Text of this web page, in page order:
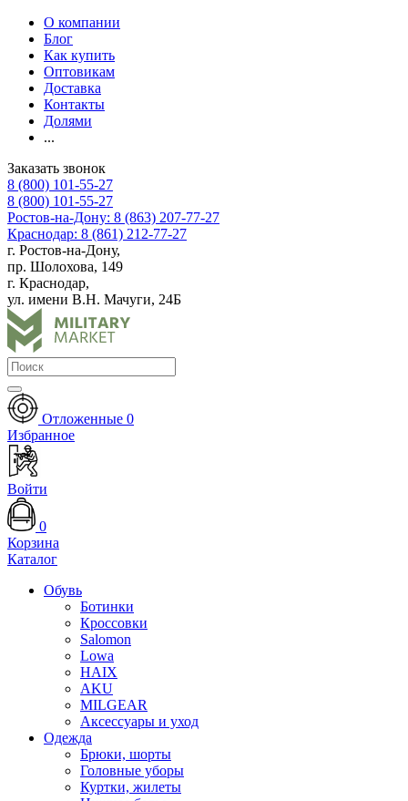
О компании
Блог
Как купить
Оптовикам
Доставка
Контакты
Долями
...
Заказать звонок
8 (800) 101-55-27
8 (800) 101-55-27
Ростов-на-Дону: 8 (863) 207-77-27
Краснодар: 8 (861) 212-77-27
г. Ростов-на-Дону,
пр. Шолохова, 149
г. Краснодар,
ул. имени В.Н. Мачуги, 24Б
Отложенные 0
Избранное
Войти
0
Корзина
Каталог
Обувь
Ботинки
Кроссовки
Salomon
Lowa
HAIX
AKU
MILGEAR
Аксессуары и уход
Одежда
Брюки, шорты
Головные уборы
Куртки, жилеты